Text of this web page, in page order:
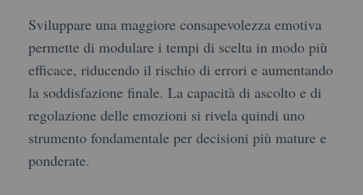
Sviluppare una maggiore consapevolezza emotiva
permette di modulare i tempi di scelta in modo più
efficace, riducendo il rischio di errori e aumentando
la soddisfazione finale. La capacità di ascolto e di
regolazione delle emozioni si rivela quindi uno
strumento fondamentale per decisioni più mature e
ponderate.